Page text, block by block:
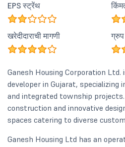
EPS स्ट्रेंथ
खरेदीदाराची मागणी
Ganesh Housing Corporation Ltd.
developer in Gujarat, specializing
and integrated township
construction and innovative
spaces catering to diverse
Ganesh Housing Ltd has an